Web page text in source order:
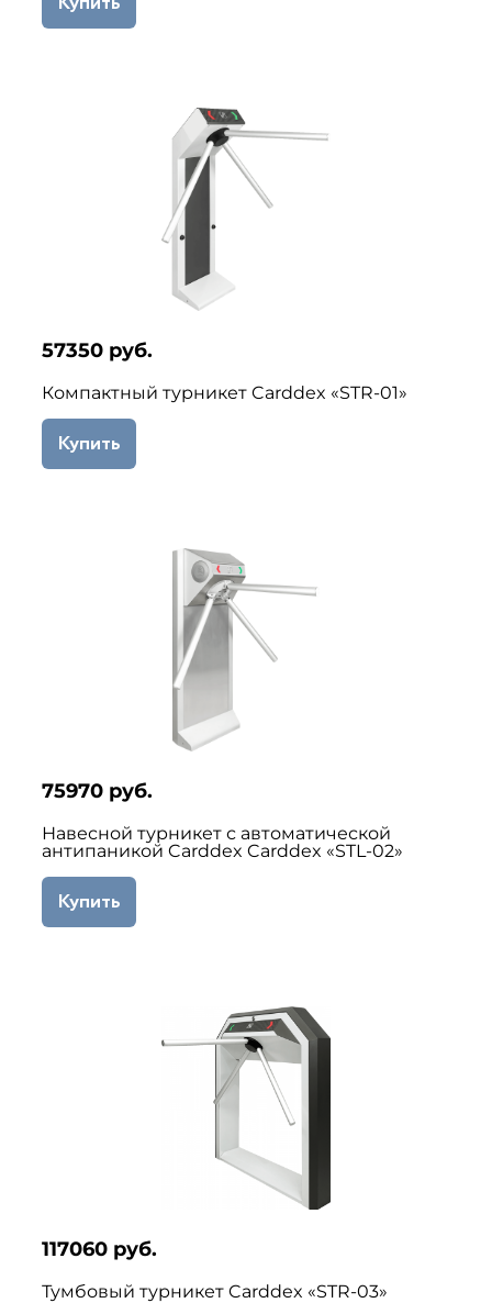
57350 руб.
Компактный турникет Carddex «STR-01»
Купить
75970 руб.
Навесной турникет с автоматической
антипаникой Carddex Carddex «STL-02»
Купить
117060 руб.
Тумбовый турникет Carddex «STR-03»